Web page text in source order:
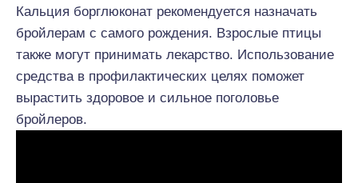
Кальция борглюконат рекомендуется назначать
бройлерам с самого рождения. Взрослые птицы
также могут принимать лекарство. Использование
средства в профилактических целях поможет
вырастить здоровое и сильное поголовье
бройлеров.